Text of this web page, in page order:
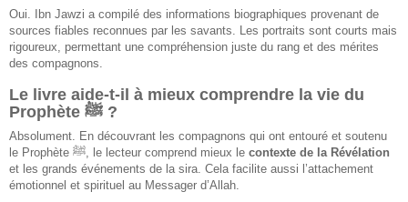
Oui. Ibn Jawzi a compilé des informations biographiques provenant de
sources fiables reconnues par les savants. Les portraits sont courts mais
rigoureux, permettant une compréhension juste du rang et des mérites
des compagnons.
Le livre aide-t-il à mieux comprendre la vie du
Prophète ﷺ ?
Absolument. En découvrant les compagnons qui ont entouré et soutenu
le Prophète ﷺ, le lecteur comprend mieux le contexte de la Révélation
et les grands événements de la sira. Cela facilite aussi l’attachement
émotionnel et spirituel au Messager d’Allah.